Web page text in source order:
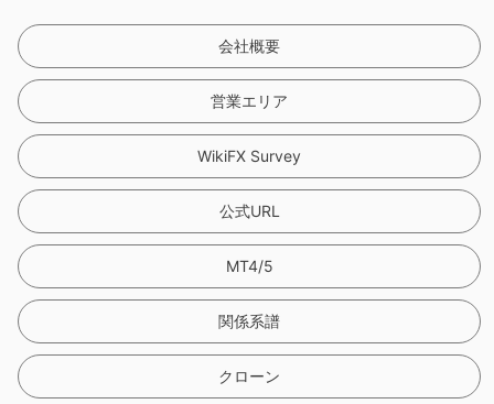
9
会社概要
営業エリア
WikiFX Survey
公式URL
MT4/5
関係系譜
クローン